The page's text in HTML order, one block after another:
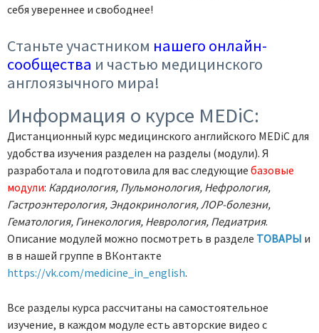
себя увереннее и свободнее!
Станьте участником нашего онлайн-
сообщества и частью медицинского
англоязычного мира!
Информация о курсе MEDiC:
Дистанционный курс медицинского английского MEDiC для
удобства изучения разделен на разделы (модули). Я
разработала и подготовила для вас следующие базовые
модули: Кардиология, Пульмонология, Нефрология,
Гастроэнтерология, Эндокринология, ЛОР-болезни,
Гематология, Гинекология, Неврология, Педиатрия.
Описание модулей можно посмотреть в разделе TОВАРЫ и
в в нашей группе в ВКонтакте
https://vk.com/medicine_in_english.
Все разделы курса рассчитаны на самостоятельное
изучение, в каждом модуле есть авторские видео с